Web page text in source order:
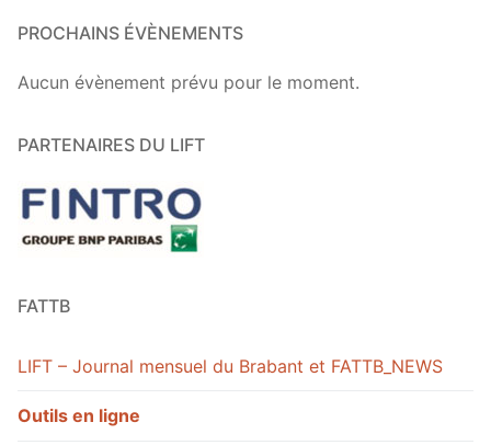
PROCHAINS ÉVÈNEMENTS
Aucun évènement prévu pour le moment.
PARTENAIRES DU LIFT
FATTB
LIFT – Journal mensuel du Brabant et FATTB_NEWS
Outils en ligne